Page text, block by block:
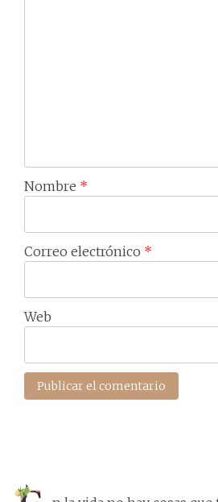
Nombre *
Correo electrónico *
Web